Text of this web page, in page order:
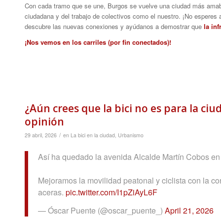
Con cada tramo que se une, Burgos se vuelve una ciudad más
ciudadana y del trabajo de colectivos como el nuestro. ¡No
descubre las nuevas conexiones y ayúdanos a demostrar que la
¡Nos vemos en los carriles (por fin conectados)!
¿Aún crees que la bici no es para la
opinión
29 abril, 2026 / en La bici en la ciudad Urbanismo
Así ha quedado la avenida Alcalde Martín Cobos
Mejoramos la movilidad peatonal y ciclista con la
aceras. pic.twitter.com/I1pZiAyL6F
— Óscar Puente (@oscar_puente_) April 21, 2026